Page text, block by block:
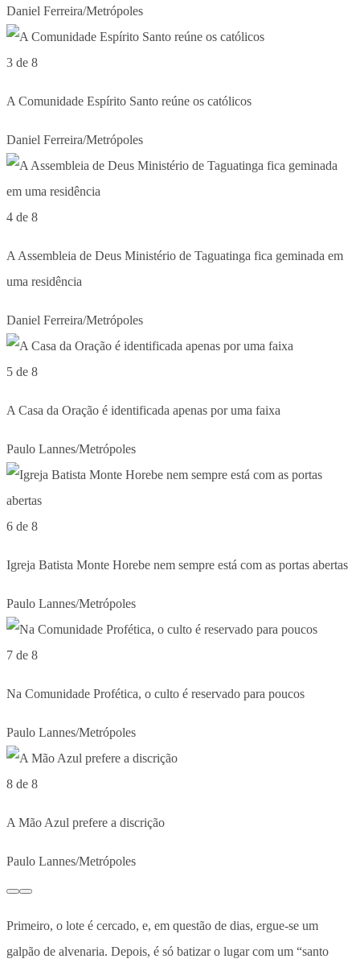
Daniel Ferreira/Metrópoles
3 de 8
A Comunidade Espírito Santo reúne os católicos
Daniel Ferreira/Metrópoles
4 de 8
A Assembleia de Deus Ministério de Taguatinga fica geminada em
uma residência
Daniel Ferreira/Metrópoles
5 de 8
A Casa da Oração é identificada apenas por uma faixa
Paulo Lannes/Metrópoles
6 de 8
Igreja Batista Monte Horebe nem sempre está com as portas abertas
Paulo Lannes/Metrópoles
7 de 8
Na Comunidade Profética, o culto é reservado para poucos
Paulo Lannes/Metrópoles
8 de 8
A Mão Azul prefere a discrição
Paulo Lannes/Metrópoles
Primeiro, o lote é cercado, e, em questão de dias, ergue-se um
galpão de alvenaria. Depois, é só batizar o lugar com um “santo